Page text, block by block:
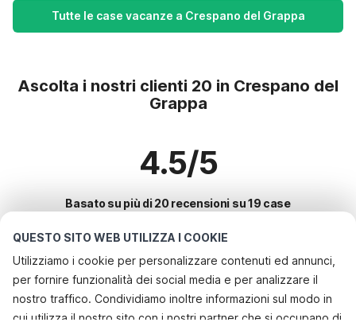
QUESTO SITO WEB UTILIZZA I COOKIE
Utilizziamo i cookie per personalizzare contenuti ed annunci,
per fornire funzionalità dei social media e per analizzare il
nostro traffico. Condividiamo inoltre informazioni sul modo in
cui utilizza il nostro sito con i nostri partner che si occupano di
Tutte le case vacanze a Crespano del Grappa
Ascolta i nostri clienti 20 in Crespano del
Grappa
4.5/5
Basato su più di 20 recensioni su 19 case
Le destinazioni più popolari per le
vacanze
Città con i migliori servizi per le vacanze